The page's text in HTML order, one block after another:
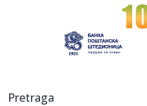
“Rajaner”
18:58:Zelenski stigao u
iskusnog defa...
Pretraga